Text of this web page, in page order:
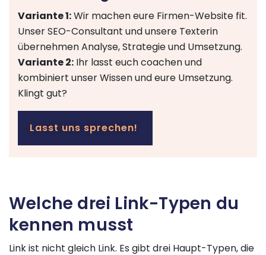
Variante 1:Wir machen eure Firmen-Website fit.
Unser SEO-Consultant und unsere Texterin
übernehmen Analyse, Strategie und Umsetzung.
Variante 2: Ihr lasst euch coachen und
kombiniert unser Wissen und eure Umsetzung.
Klingt gut?
Lasst uns sprechen!
Welche drei Link-Typen du
kennen musst
Link ist nicht gleich Link. Es gibt drei Haupt-Typen, die